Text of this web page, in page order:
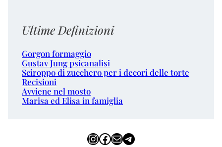
Ultime Definizioni
Gorgon formaggio
Gustav Jung psicanalisi
Sciroppo di zucchero per i decori delle torte
Recisioni
Avviene nel mosto
Marisa ed Elisa in famiglia
InstagramFacebook Email Telegram